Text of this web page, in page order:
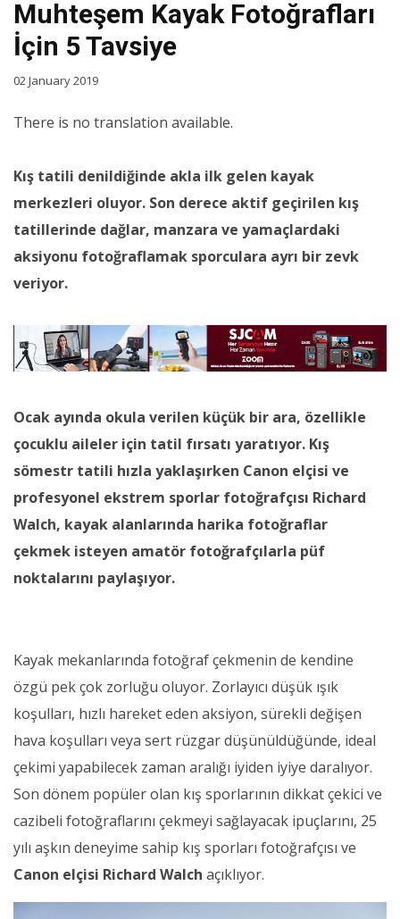
Muhteşem Kayak Fotoğrafları
İçin 5 Tavsiye
02 January 2019
There is no translation available.
Kış tatili denildiğinde akla ilk gelen kayak
merkezleri oluyor. Son derece aktif geçirilen kış
tatillerinde dağlar, manzara ve yamaçlardaki
aksiyonu fotoğraflamak sporculara ayrı bir zevk
veriyor.
Ocak ayında okula verilen küçük bir ara, özellikle
çocuklu aileler için tatil fırsatı yaratıyor. Kış
sömestr tatili hızla yaklaşırken Canon elçisi ve
profesyonel ekstrem sporlar fotoğrafçısı Richard
Walch, kayak alanlarında harika fotoğraflar
çekmek isteyen amatör fotoğrafçılarla püf
noktalarını paylaşıyor.
Kayak mekanlarında fotoğraf çekmenin de kendine
özgü pek çok zorluğu oluyor. Zorlayıcı düşük ışık
koşulları, hızlı hareket eden aksiyon, sürekli değişen
hava koşulları veya sert rüzgar düşünüldüğünde, ideal
çekimi yapabilecek zaman aralığı iyiden iyiye daralıyor.
Son dönem popüler olan kış sporlarının dikkat çekici ve
cazibeli fotoğraflarını çekmeyi sağlayacak ipuçlarını, 25
yılı aşkın deneyime sahip kış sporları fotoğrafçısı ve
Canon elçisi Richard Walch açıklıyor.